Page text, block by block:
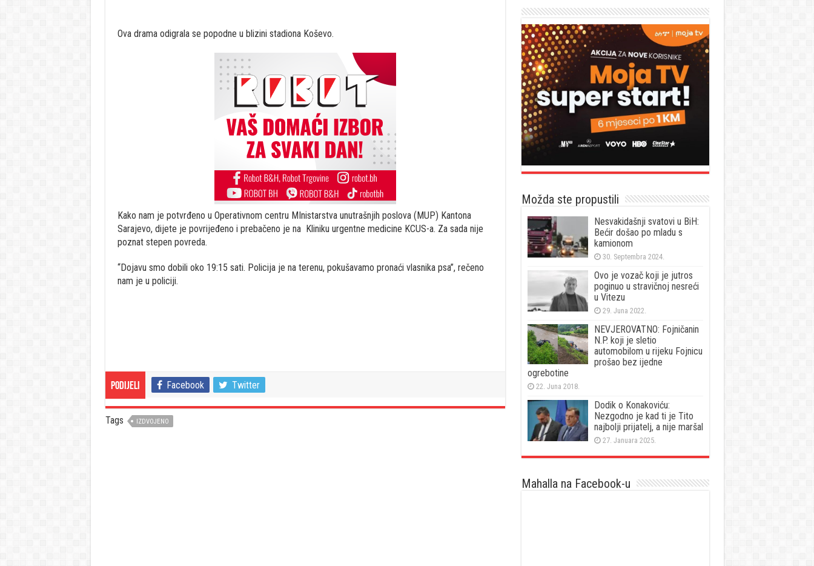
Ova drama odigrala se popodne u blizini stadiona Koševo.
Kako nam je potvrđeno u Operativnom centru MInistarstva unutrašnjih poslova (MUP) Kantona
Sarajevo, dijete je povrijeđeno i prebačeno je na Kliniku urgentne medicine KCUS-a. Za sada nije
poznat stepen povreda.
“Dojavu smo dobili oko 19:15 sati. Policija je na terenu, pokušavamo pronaći vlasnika psa”, rečeno
nam je u policiji.
Podijeli Facebook Twitter
Tags IZDVOJENO
Možda ste propustili
Nesvakidašnji svatovi u BiH:
Bećir došao po mladu s
kamionom
30. Septembra 2024.
Ovo je vozač koji je jutros
poginuo u stravičnoj nesreći
u Vitezu
29. Juna 2022.
NEVJEROVATNO: Fojničanin
N.P. koji je sletio
automobilom u rijeku Fojnicu
prošao bez ijedne
ogrebotine
22. Juna 2018.
Dodik o Konakoviću:
Nezgodno je kad ti je Tito
najbolji prijatelj, a nije maršal
27. Januara 2025.
Mahalla na Facebook-u